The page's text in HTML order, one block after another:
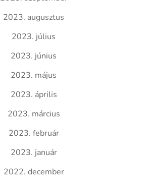
2023. augusztus
2023. július
2023. június
2023. május
2023. április
2023. március
2023. február
2023. január
2022. december